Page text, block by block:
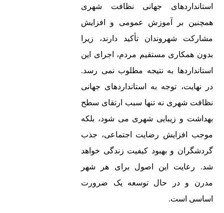
استانداردهای جهانی نظافت شهری
همچنین بر آموزش عمومی و افزایش
مشارکت شهروندان تأکید دارند، زیرا
بدون همکاری مستقیم مردم، اجرای این
استانداردها به نتیجه مطلوب نمی رسد.
در نهایت، توجه به استانداردهای جهانی
نظافت شهری نه تنها سبب ارتقای سطح
بهداشت و زیبایی شهری می شود، بلکه
موجب افزایش رضایت اجتماعی، جذب
گردشگران و بهبود کیفیت زندگی خواهد
شد. رعایت این اصول برای هر شهر
مدرن و در حال توسعه یک ضرورت
اساسی است.
شرق، روبه
روی دوربین
تخلفات
09133184738
طراحی سایت در اصفهان سئو سایت در اصفهان
اوج شید